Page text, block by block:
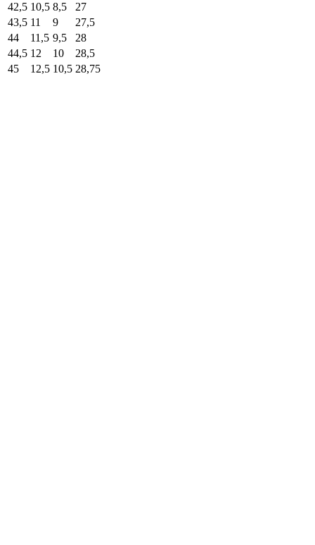
42,5 10,5 8,5
27
43,5 11 9
27,5
44
11,5 9,5
28
44,5 12 10
28,5
45
12,5 10,5 28,75